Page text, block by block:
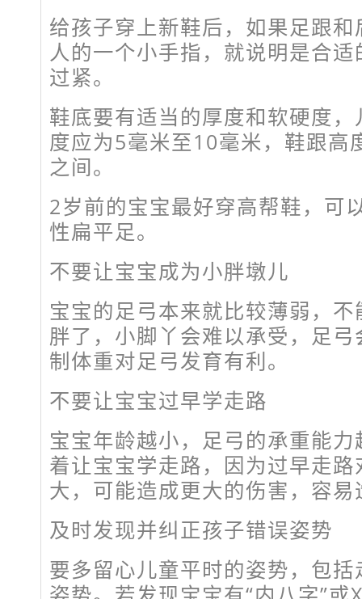
给孩子穿上新鞋后，如果足跟
人的一个小手指，就说明是合
过紧。
鞋底要有适当的厚度和软硬度
度应为5毫米至10毫米，鞋跟高
之间。
2岁前的宝宝最好穿高帮鞋，可
性扁平足。
不要让宝宝成为小胖墩儿
宝宝的足弓本来就比较薄弱，
胖了，小脚丫会难以承受，足弓
制体重对足弓发育有利。
不要让宝宝过早学走路
宝宝年龄越小，足弓的承重能
着让宝宝学走路，因为过早走
大，可能造成更大的伤害，容
及时发现并纠正孩子错误姿势
要多留心儿童平时的姿势，包